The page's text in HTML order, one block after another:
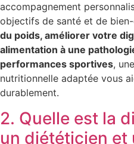
accompagnement
objectifs de santé et de
du poids, améliorer votre
alimentation à une
performances sportives,
nutritionnelle adaptée vous
durablement.
2. Quelle est la
un diététicien